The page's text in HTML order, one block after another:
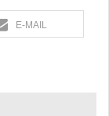
E-MAIL